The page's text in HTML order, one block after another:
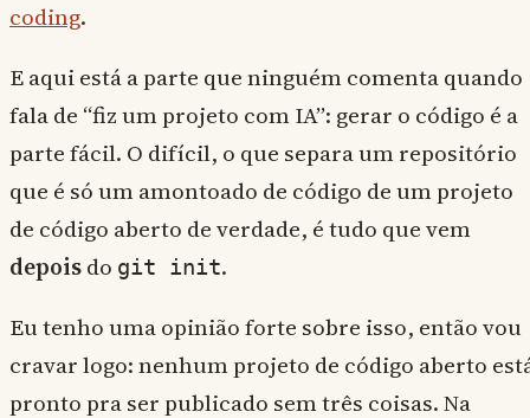
coding.
E aqui está a parte que ninguém comenta quando
fala de “fiz um projeto com IA”: gerar o código é a
parte fácil. O difícil, o que separa um repositório
que é só um amontoado de código de um projeto
de código aberto de verdade, é tudo que vem
depoisdo git init.
Eu tenho uma opinião forte sobre isso, então vou
cravar logo: nenhum projeto de código aberto
pronto pra ser publicado sem três coisas. Na